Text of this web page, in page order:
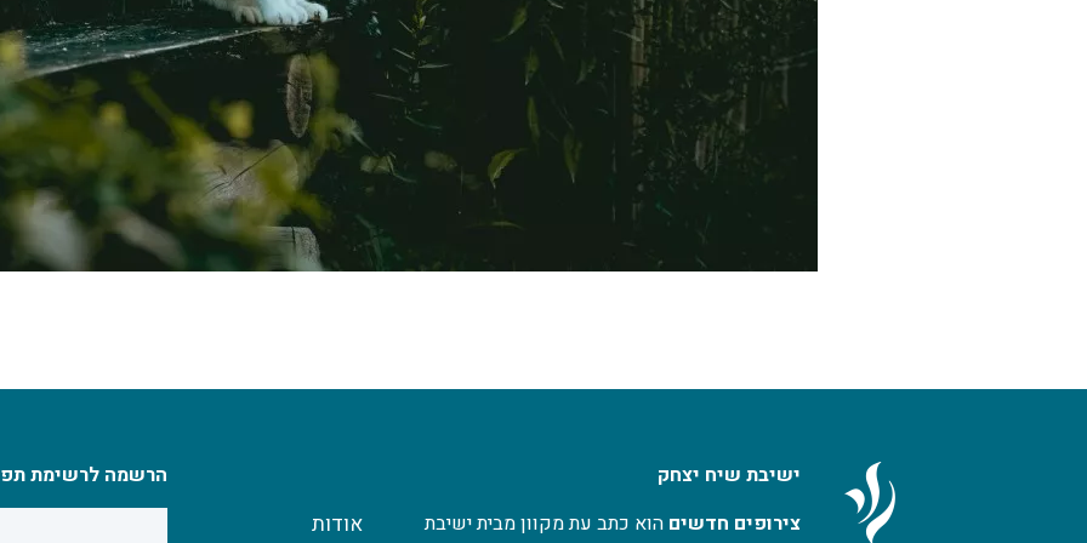
ישיבת שיח יצחק
צירופים חדשים הוא כתב עת מקוון מבית ישיבת
אודות
הרשמה לרשימת